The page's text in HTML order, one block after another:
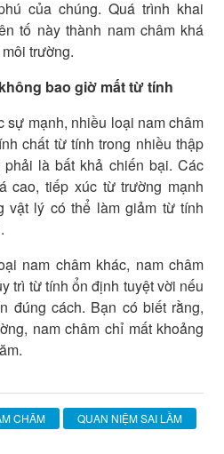
của chúng. Quá trình khai
tố này thành nam châm khá
trường.
bao giờ mất từ tính
sự mạnh, nhiều loại nam châm
chất từ tính trong nhiều thập
là bất khả chiến bại. Các
cao, tiếp xúc từ trường mạnh
vật lý có thể làm giảm từ tính
nam châm khác, nam châm
trì từ tính ổn định tuyệt vời nếu
đúng cách. Bạn có biết rằng,
nam châm chỉ mất khoảng
CHÂM QUAN NIỆM SAI LẦM